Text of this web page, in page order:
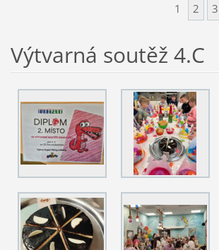
1 2 3
Výtvarná soutěž 4.C